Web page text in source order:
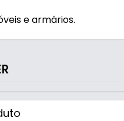
e armários.
incluso).